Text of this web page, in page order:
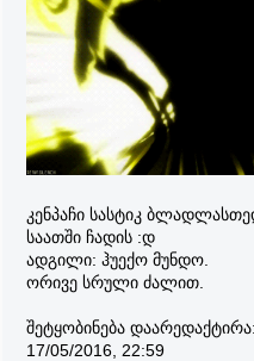
კენპაჩი სასტიკ
საათში ჩადის :დ
ადგილი: ჰუექო მუნდო.
ორივე სრული ძალით.
შეტყობინება დაარედაქტირა:
17/05/2016, 22:59